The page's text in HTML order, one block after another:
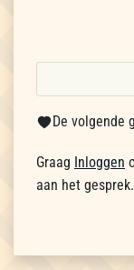
De volgende
Graag Inloggen
aan het gesprek.